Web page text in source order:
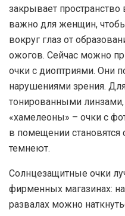
закрывает пространство
важно для женщин,
вокруг глаз от
ожогов. Сейчас можно
очки с диоптриями. Они
нарушениями зрения.
тонированными
«хамелеоны» – очки с
в помещении становятся
темнеют.
Солнцезащитные очки
фирменных магазинах:
развалах можно